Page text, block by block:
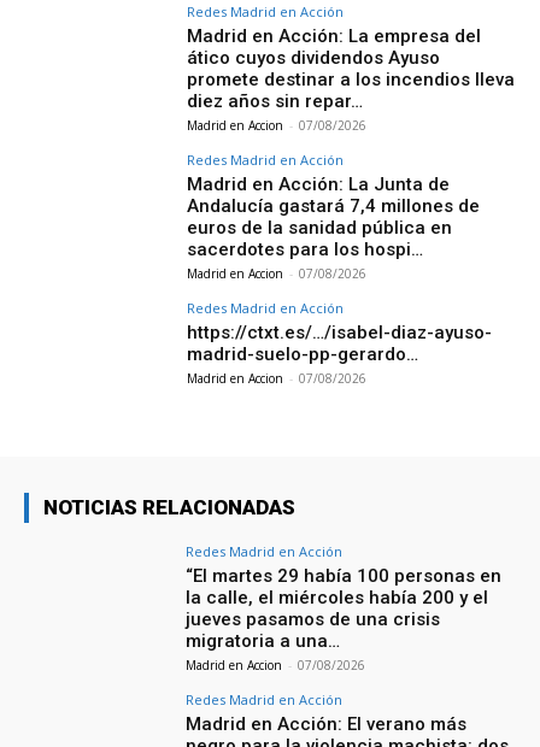
Redes Madrid en Acción
Madrid en Acción: La empresa del
ático cuyos dividendos Ayuso
promete destinar a los incendios lleva
diez años sin repar…
Madrid en Accion - 07/08/2026
Redes Madrid en Acción
Madrid en Acción: La Junta de
Andalucía gastará 7,4 millones de
euros de la sanidad pública en
sacerdotes para los hospi…
Madrid en Accion - 07/08/2026
Redes Madrid en Acción
https://ctxt.es/…/isabel-diaz-ayuso-
madrid-suelo-pp-gerardo…
Madrid en Accion - 07/08/2026
NOTICIAS RELACIONADAS
Redes Madrid en Acción
“El martes 29 había 100 personas en
la calle, el miércoles había 200 y el
jueves pasamos de una crisis
migratoria a una…
Madrid en Accion - 07/08/2026
Redes Madrid en Acción
Madrid en Acción: El verano más